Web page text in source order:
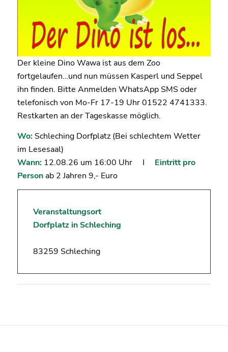
Der kleine Dino Wawa ist aus dem Zoo
fortgelaufen…und nun müssen Kasperl und Seppel
ihn finden. Bitte Anmelden WhatsApp SMS oder
telefonisch von Mo-Fr 17-19 Uhr 01522 4741333.
Restkarten an der Tageskasse möglich.
Wo: Schleching Dorfplatz (Bei schlechtem Wetter
im Lesesaal)
Wann: 12.08.26 um 16:00 Uhr I Eintritt pro
Personab 2 Jahren 9,- Euro
Veranstaltungsort
Dorfplatz in Schleching
83259 Schleching